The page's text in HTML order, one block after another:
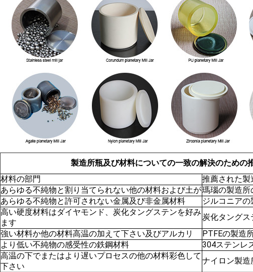
製造所瓶及び材料についての一致の解決のための
材料の部門
推薦された製
あらゆる不純物と割り当てられない他の材料および土が瑪瑙の製造所
あらゆる不純物と許可されない金属及び非金属材料
ジルコニア
高い硬度材料はダイヤモンド、炭化タングステンを好み
ます
炭化タング
強い材料か他の材料高温の加えて下さい及びアルカリ
PTFEの製造
より低い不純物の感受性の鉄鋼材料
304ステンレ
高温の下でまたはより遅いプロセスの他の材料彩色して
下さい
ナイロン製造